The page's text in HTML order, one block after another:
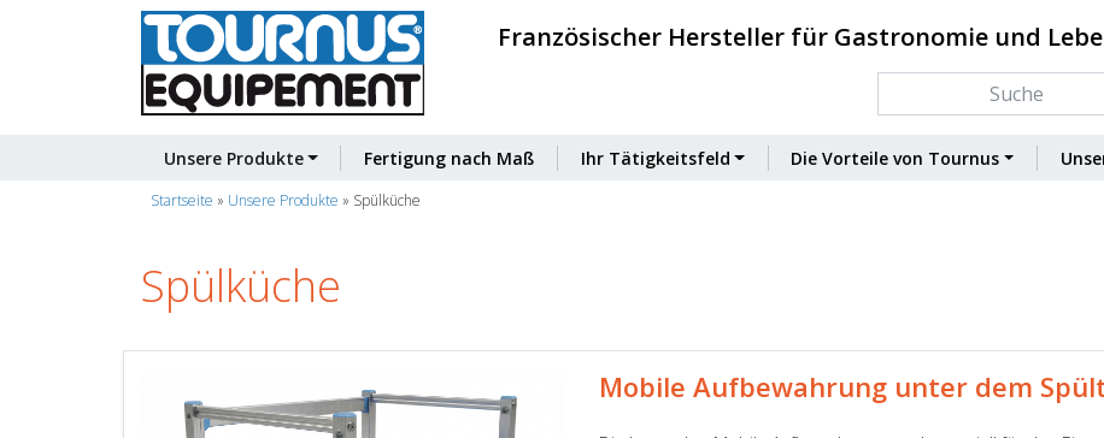
Französischer Hersteller für Gastronomie und
Unsere Produkte Fertigung nach Maß Ihr Tätigkeitsfeld Die Vorteile von Tournus
Startseite » Unsere Produkte » Spülküche
Spülküche
Mobile Aufbewahrung unter dem